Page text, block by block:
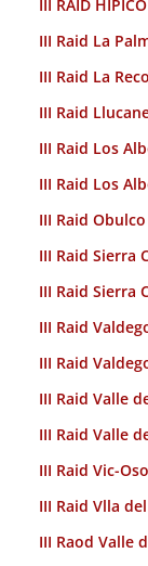
III RAID
III Raid La
III Raid La
III Raid
III Raid Los
III Raid Los
III Raid Obulco
III Raid Sierra
III Raid Sierra
III Raid
III Raid
III Raid Valle
III Raid Valle
III Raid Vic-
III Raid Vlla
III Raod Valle